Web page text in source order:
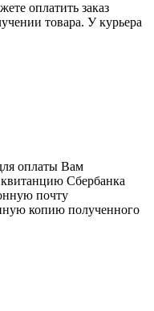
оплатить заказ
товара. У курьера
оплаты Вам
квитанцию Сбербанка
почту
копию полученного